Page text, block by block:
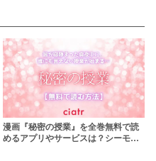
漫画『秘密の授業』を全巻無料で読
めるアプリやサービスは？シーモア